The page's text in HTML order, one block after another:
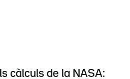
càlculs de la NASA: